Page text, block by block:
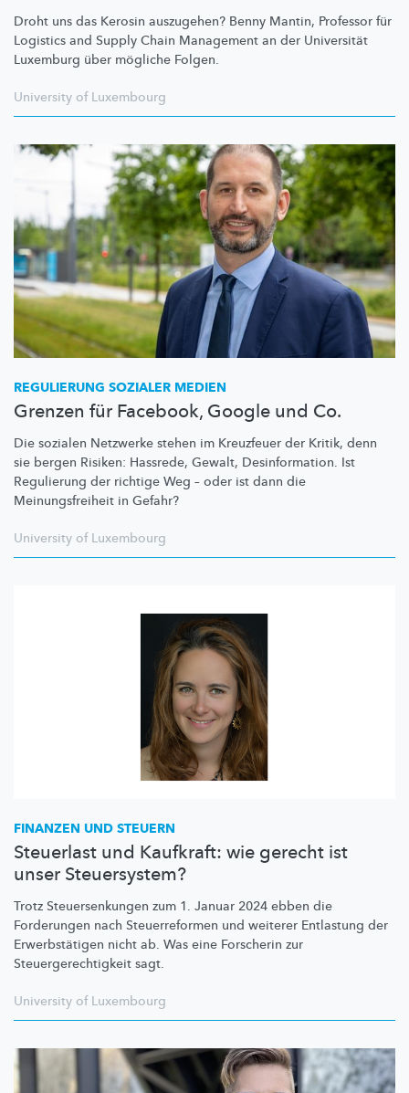
Droht uns das Kerosin auszugehen? Benny Mantin, Professor für
Logistics and Supply Chain Management an der Universität
Luxemburg über mögliche Folgen.
University of Luxembourg
REGULIERUNG SOZIALER MEDIEN
Grenzen für Facebook, Google und Co.
Die sozialen Netzwerke stehen im Kreuzfeuer der Kritik, denn
sie bergen Risiken: Hassrede, Gewalt, Desinformation. Ist
Regulierung der richtige Weg – oder ist dann die
Meinungsfreiheit in Gefahr?
University of Luxembourg
FINANZEN UND STEUERN
Steuerlast und Kaufkraft: wie gerecht ist
unser Steuersystem?
Trotz Steuersenkungen zum 1. Januar 2024 ebben die
Forderungen nach Steuerreformen und weiterer Entlastung der
Erwerbstätigen nicht ab. Was eine Forscherin zur
Steuergerechtigkeit sagt.
University of Luxembourg